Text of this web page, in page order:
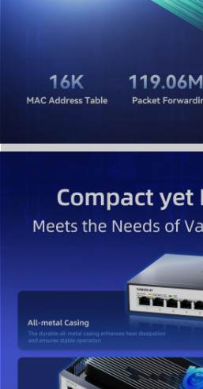
ます。重要 設定変更後は、電源
の更新後も設定を保持するために